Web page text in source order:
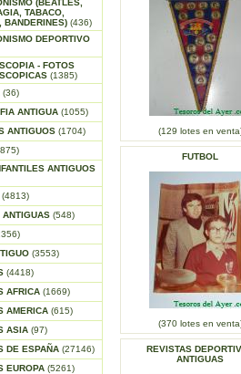
(BEATLES,
TABACO,
BANDERINES) (436)
DEPORTIVO
- FOTOS
(1385)
(36)
ANTIGUA (1055)
ANTIGUOS (1704)
ANTIGUOS
(4813)
ANTIGUAS (548)
(3553)
(4418)
AFRICA (1669)
AMERICA (615)
ASIA (97)
DE ESPAÑA (27146)
EUROPA (5261)
(129 lotes en
FUTBOL
(370 lotes en
REVISTAS
ANTIGUAS